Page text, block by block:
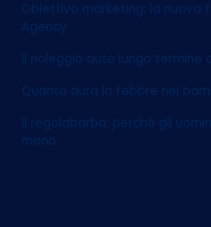
Obiettivo marketing: la nuova
Agency
Il noleggio auto lungo termine
Quanto dura la febbre nei
Il regolabarba: perché gli
meno